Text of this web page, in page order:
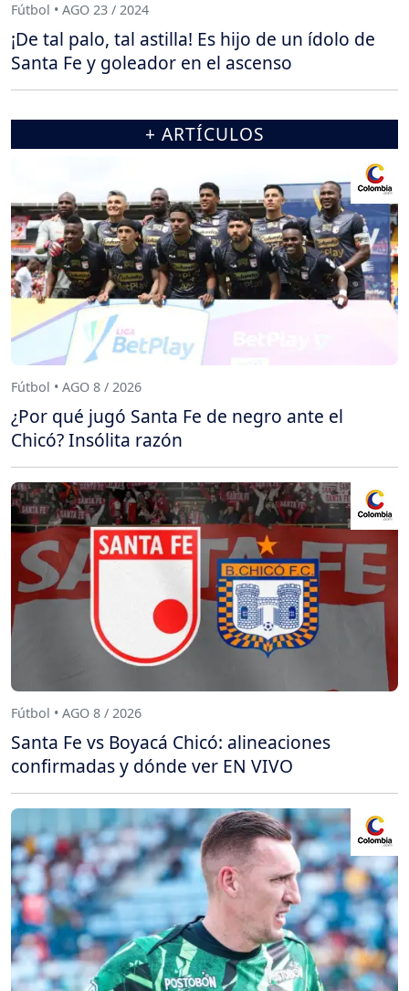
Fútbol • AGO 23 / 2024
¡De tal palo, tal astilla! Es hijo de un ídolo de
Santa Fe y goleador en el ascenso
+ ARTÍCULOS
Fútbol • AGO 8 / 2026
¿Por qué jugó Santa Fe de negro ante el
Chicó? Insólita razón
Fútbol • AGO 8 / 2026
Santa Fe vs Boyacá Chicó: alineaciones
confirmadas y dónde ver EN VIVO